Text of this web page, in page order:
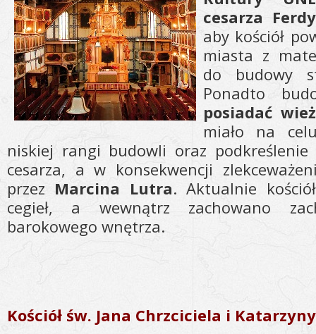
cesarza
aby kościół
miasta z
do budowy
Ponadto
posiadać
miało na
niskiej rangi budowli oraz
cesarza, a w konsekwencji
przez Marcina Lutra. Aktualnie
cegieł, a wewnątrz zachowano
barokowego wnętrza.
Kościół św. Jana Chrzciciela i